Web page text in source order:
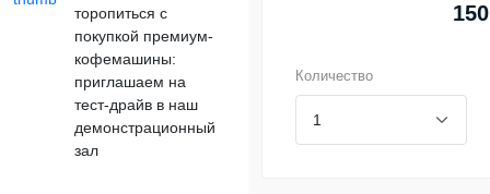
торопиться с
покупкой премиум-
кофемашины:
приглашаем на
тест-драйв в наш
демонстрационный
зал
Количество